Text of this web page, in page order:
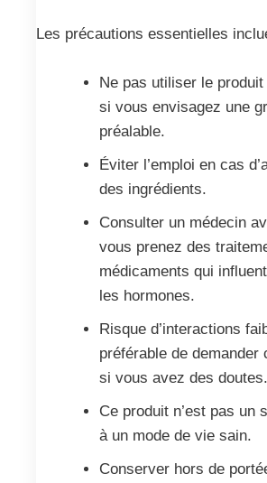
Les précautions essentielles
Ne pas utiliser le
si vous envisagez une
préalable.
Éviter l’emploi en cas
des ingrédients.
Consulter un médecin
vous prenez des
médicaments qui
les hormones.
Risque d’interactions
préférable de
si vous avez des doutes.
Ce produit n’est pas un
à un mode de vie sain.
Conserver hors de